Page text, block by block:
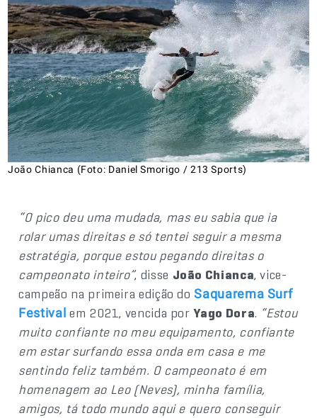
João Chianca (Foto: Daniel Smorigo / 213 Sports)
“O pico deu uma mudada, mas eu sabia que ia
rolar umas direitas e só tentei seguir a mesma
estratégia, porque estou pegando direitas o
campeonato inteiro”, disse João Chianca, vice-
campeão na primeira edição doSaquarema Surf
Festival em 2021, vencida porYago Dora. “Estou
muito confiante no meu equipamento, confiante
em estar surfando essa onda em casa e me
sentindo feliz também. O campeonato é em
homenagem ao Leo (Neves), minha família,
amigos, tá todo mundo aqui e quero conseguir